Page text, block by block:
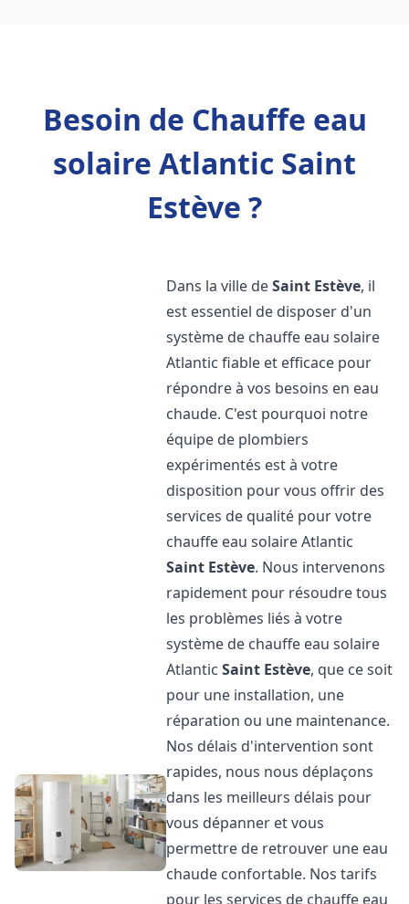
Besoin de Chauffe eau
solaire Atlantic Saint
Estève ?
Dans la ville deSaint Estève, il
est essentiel de disposer d'un
système de chauffe eau solaire
Atlantic fiable et efficace pour
répondre à vos besoins en eau
chaude. C'est pourquoi notre
équipe de plombiers
expérimentés est à votre
disposition pour vous offrir des
services de qualité pour votre
chauffe eau solaire Atlantic
Saint Estève. Nous intervenons
rapidement pour résoudre tous
les problèmes liés à votre
système de chauffe eau solaire
AtlanticSaint Estève, que ce soit
pour une installation, une
réparation ou une maintenance.
Nos délais d'intervention sont
rapides, nous nous déplaçons
dans les meilleurs délais pour
vous dépanner et vous
permettre de retrouver une eau
chaude confortable. Nos tarifs
pour les services de chauffe eau